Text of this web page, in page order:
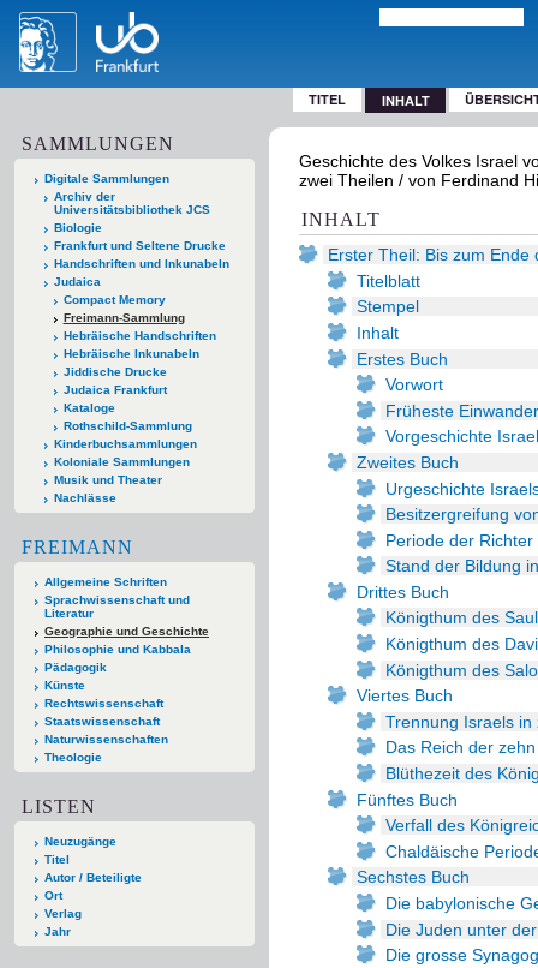
TITEL INHALT
SAMMLUNGEN
Digitale Sammlungen
Archiv der
Universitätsbibliothek JCS
Biologie
Frankfurt und Seltene Drucke
Handschriften und Inkunabeln
Judaica
Compact Memory
Freimann-Sammlung
Hebräische Handschriften
Hebräische Inkunabeln
Jiddische Drucke
Judaica Frankfurt
Kataloge
Rothschild-Sammlung
Kinderbuchsammlungen
Koloniale Sammlungen
Musik und Theater
Nachlässe
FREIMANN
Allgemeine Schriften
Sprachwissenschaft und
Literatur
Geographie und Geschichte
Philosophie und Kabbala
Pädagogik
Künste
Rechtswissenschaft
Staatswissenschaft
Naturwissenschaften
Theologie
LISTEN
Neuzugänge
Titel
Autor / Beteiligte
Ort
Verlag
Jahr
Geschichte des Volkes Israel
zwei Theilen / von Ferdinand
INHALT
Erster Theil: Bis zum
Titelblatt
Stempel
Inhalt
Erstes Buch
Vorwort
Früheste
Vorgeschichte
Zweites Buch
Urgeschichte
Besitzergreifung
Periode der
Stand der Bildung
Drittes Buch
Königthum des Saul
Königthum des
Königthum des
Viertes Buch
Trennung Israels in
Das Reich der
Blüthezeit des
Fünftes Buch
Verfall des
Chaldäische
Sechstes Buch
Die babylonische
Die Juden unter
Die grosse